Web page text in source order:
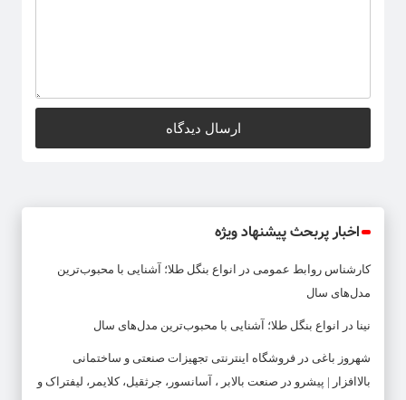
اخبار پربحث پیشنهاد ویژه
کارشناس روابط عمومی در
انواع بنگل طلا؛ آشنایی با محبوب‌ترین
مدل‌های سال
نینا در انواع بنگل طلا؛ آشنایی با محبوب‌ترین مدل‌های سال
شهروز باغی در فروشگاه اینترنتی تجهیزات صنعتی و ساختمانی
بالاافزار | پیشرو در صنعت بالابر ، آسانسور، جرثقیل، کلایمر، لیفتراک و